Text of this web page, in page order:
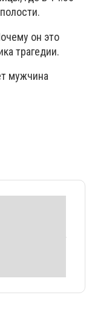
он это
трагедии.
мужчина